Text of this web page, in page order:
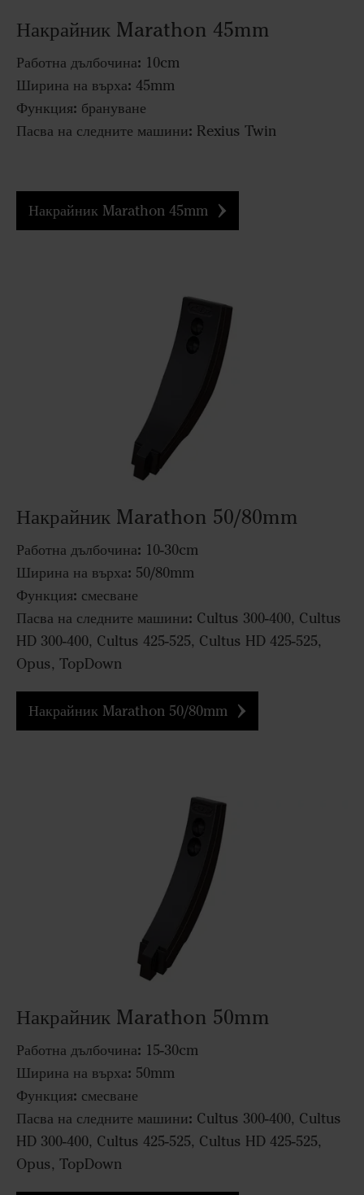
Накрайник Marathon 45mm
Работна дълбочина: 10cm
Ширина на върха: 45mm
Функция: брануване
Пасва на следните машини: Rexius Twin
Накрайник Marathon 45mm
Накрайник Marathon 50/80mm
Работна дълбочина: 10-30cm
Ширина на върха: 50/80mm
Функция: смесване
Пасва на следните машини: Cultus 300-400, Cultus
HD 300-400, Cultus 425-525, Cultus HD 425-525,
Opus, TopDown
Накрайник Marathon 50/80mm
Накрайник Marathon 50mm
Работна дълбочина: 15-30cm
Ширина на върха: 50mm
Функция: смесване
Пасва на следните машини: Cultus 300-400, Cultus
HD 300-400, Cultus 425-525, Cultus HD 425-525,
Opus, TopDown